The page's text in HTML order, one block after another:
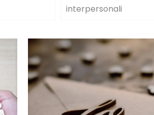
interpersonali